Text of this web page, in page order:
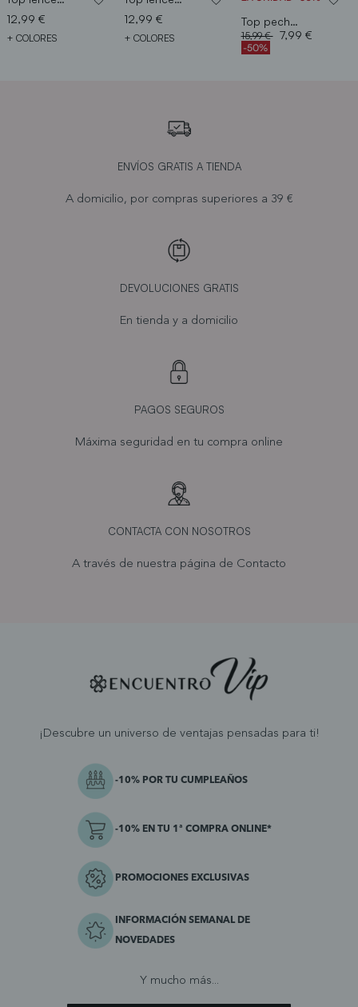
12,99 €
+ COLORES
12,99 €
+ COLORES
Top pechera trasera
Price reduced from
15,99 €to7,99 €
-50%
ENVÍOS GRATIS A TIENDA
A domicilio, por compras superiores a 39 €
DEVOLUCIONES GRATIS
En tienda y a domicilio
PAGOS SEGUROS
Máxima seguridad en tu compra online
CONTACTA CON NOSOTROS
A través de nuestra página de Contacto
¡Descubre un universo de ventajas pensadas para ti!
-10% POR TU CUMPLEAÑOS
-10% EN TU 1ª COMPRA ONLINE*
PROMOCIONES EXCLUSIVAS
INFORMACIÓN SEMANAL DE
NOVEDADES
Y mucho más...